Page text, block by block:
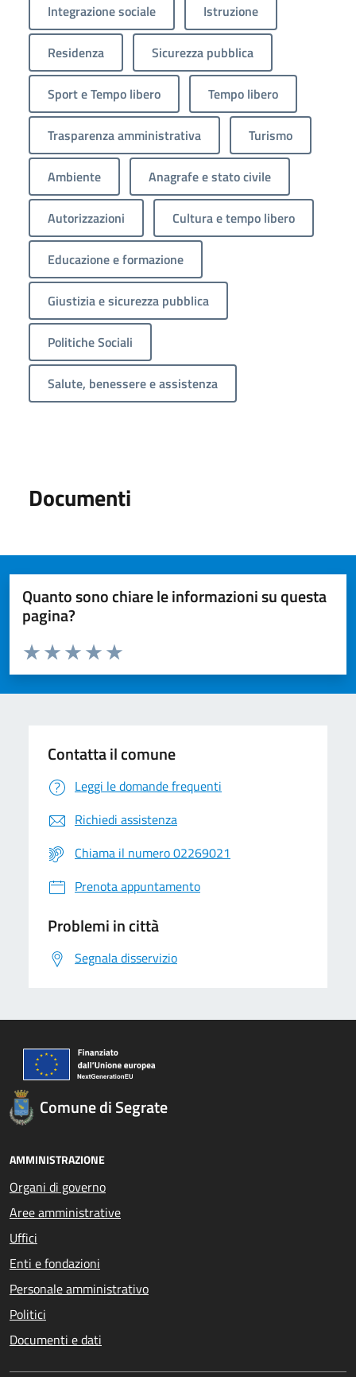
Integrazione sociale Istruzione
Residenza Sicurezza pubblica
Sport e Tempo libero Tempo libero
Trasparenza amministrativa Turismo
Ambiente Anagrafe e stato civile
Autorizzazioni Cultura e tempo libero
Educazione e formazione
Giustizia e sicurezza pubblica
Politiche Sociali
Salute, benessere e assistenza
Documenti
Quanto sono chiare le informazioni su questa
pagina?
Valuta da 1 a 5 stelle la pagina
Valuta 5 stelle su 5
Valuta 4 stelle su 5
Valuta 3 stelle su 5
Valuta 2 stelle su 5
Valuta 1 stelle su 5
Contatta il comune
Leggi le domande frequenti
Richiedi assistenza
Chiama il numero 02269021
Prenota appuntamento
Problemi in città
Segnala disservizio
Comune di Segrate
AMMINISTRAZIONE
Organi di governo
Aree amministrative
Uffici
Enti e fondazioni
Personale amministrativo
Politici
Documenti e dati